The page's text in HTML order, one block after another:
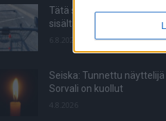
Tätä salaattia ei saa
sisältää torjuntajäämää
6.8.2026
Seiska: Tunnettu näyttelijä
Sorvali on kuollut
4.8.2026